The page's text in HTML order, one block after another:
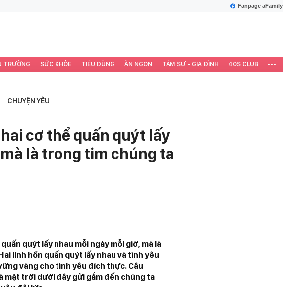
Fanpage aFamily
TRƯỜNG SỨC KHỎE TIÊU DÙNG ĂN NGON TÂM SỰ - GIA ĐÌNH 40S CLUB
CHUYỆN YÊU
cơ thể quấn quýt lấy
là trong tim chúng ta
quýt lấy nhau mỗi ngày mỗi giờ, mà là
linh hồn quấn quýt lấy nhau và tình yêu
vàng cho tình yêu đích thực. Câu
mặt trời dưới đây gửi gắm đến chúng ta